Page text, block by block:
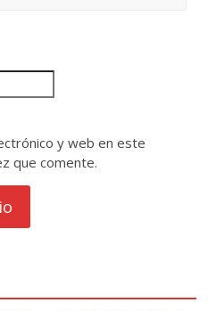
y web en este
que comente.